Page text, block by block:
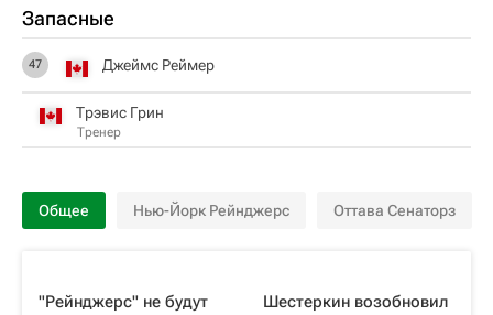
Запасные
47 Джеймс Реймер
Трэвис Грин
Тренер
Общее Нью-Йорк Рейнджерс Оттава Сенаторз
"Рейнджерс" не будут
Шестеркин возобновил